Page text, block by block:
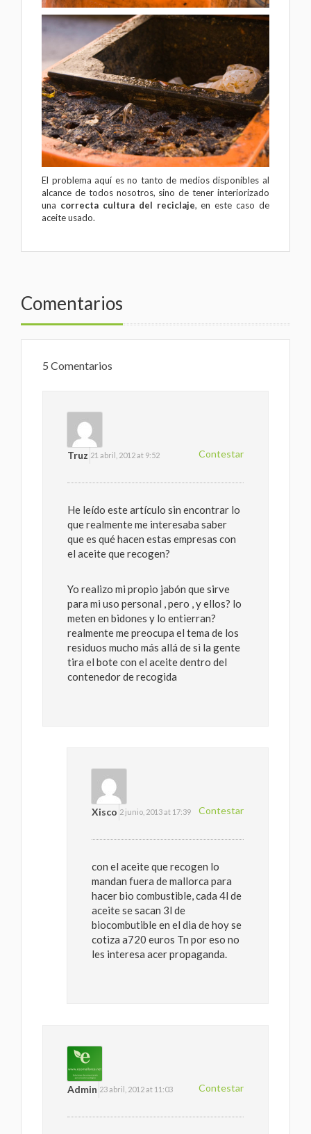
El problema aquí es no tanto de medios disponibles al
alcance de todos nosotros, sino de tener interiorizado
una correcta cultura del reciclaje, en este caso de
aceite usado.
Comentarios
5 Comentarios
Contestar
Truz 21 abril, 2012 at 9:52
He leído este artículo sin encontrar lo
que realmente me interesaba saber
que es qué hacen estas empresas con
el aceite que recogen?
Yo realizo mi propio jabón que sirve
para mi uso personal , pero , y ellos? lo
meten en bidones y lo entierran?
realmente me preocupa el tema de los
residuos mucho más allá de si la gente
tira el bote con el aceite dentro del
contenedor de recogida
Contestar
Xisco 2 junio, 2013 at 17:39
con el aceite que recogen lo
mandan fuera de mallorca para
hacer bio combustible, cada 4l de
aceite se sacan 3l de
biocombutible en el dia de hoy se
cotiza a720 euros Tn por eso no
les interesa acer propaganda.
Contestar
Admin 23 abril, 2012 at 11:03